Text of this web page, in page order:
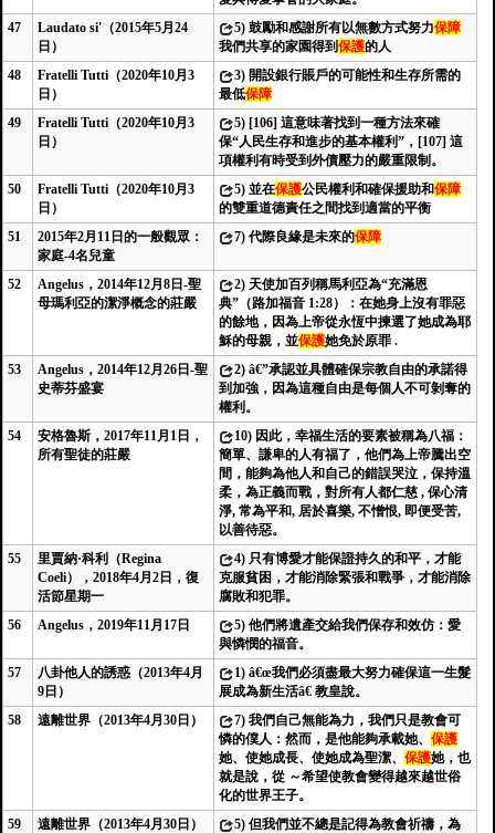
47
Laudato si'（2015年5月24
日）
5) 鼓勵和感謝所有以無數方式努力保障
我們共享的家園得到保護的人
48
Fratelli Tutti（2020年10月3
日）
3) 開設銀行賬戶的可能性和生存所需的
最低保障
49
Fratelli Tutti（2020年10月3
日）
5) [106] 這意味著找到一種方法來確
保“人民生存和進步的基本權利”，[107] 這
項權利有時受到外債壓力的嚴重限制。
50
Fratelli Tutti（2020年10月3
日）
5) 並在保護公民權利和確保援助和保障
的雙重道德責任之間找到適當的平衡
51
2015年2月11日的一般觀眾：
家庭-4名兒童
7) 代際良緣是未來的保障
52
Angelus，2014年12月8日-聖
母瑪利亞的潔淨概念的莊嚴
2) 天使加百列稱馬利亞為“充滿恩
典”（路加福音 1:28）：在她身上沒有罪惡
的餘地，因為上帝從永恆中揀選了她成為耶
穌的母親，並保護她免於原罪 .
53
Angelus，2014年12月26日-聖
史蒂芬盛宴
2) â€”承認並具體確保宗教自由的承諾得
到加強，因為這種自由是每個人不可剝奪的
權利。
54
安格魯斯，2017年11月1日，
所有聖徒的莊嚴
10) 因此，幸福生活的要素被稱為八福：
簡單、謙卑的人有福了，他們為上帝騰出空
間，能夠為他人和自己的錯誤哭泣，保持溫
柔，為正義而戰，對所有人都仁慈 , 保心清
淨, 常為平和, 居於喜樂, 不憎恨, 即便受苦,
以善待惡。
55
里賈納·科利（Regina
Coeli），2018年4月2日，復
活節星期一
4) 只有博愛才能保證持久的和平，才能
克服貧困，才能消除緊張和戰爭，才能消除
腐敗和犯罪。
56
Angelus，2019年11月17日 5) 他們將遺產交給我們保存和效仿：愛
與憐憫的福音。
57
八卦他人的誘惑（2013年4月
9日）
1) â€œ我們必須盡最大努力確保這一生髮
展成為新生活â€ 教皇說。
58
遠離世界（2013年4月30日） 7) 我們自己無能為力，我們只是教會可
憐的僕人：然而，是他能夠承載她、 保護
她、使她成長、使她成為聖潔、 保護她，也
就是說，從 ～希望使教會變得越來越世俗
化的世界王子。
59
遠離世界（2013年4月30日） 5) 但我們並不總是記得為教會祈禱，為